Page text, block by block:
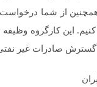
از شما درخواست
این کارگروه
صادرات غیر نفتی